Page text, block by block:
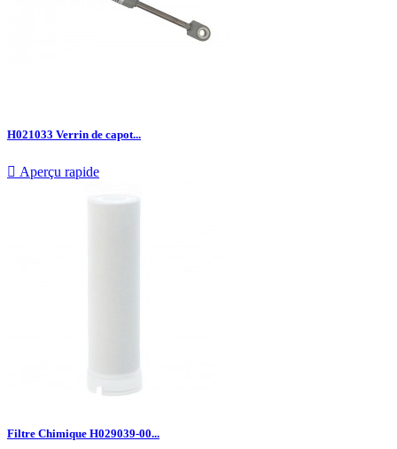
H021033 Verrin de capot...
 Aperçu rapide
Filtre Chimique H029039-00...